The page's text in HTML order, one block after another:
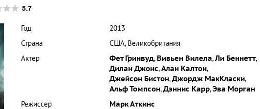
5.7
Год
2013
Страна
США, Великобритания
Актер
Фет Гринвуд, Вивьен Вилела,Ли Беннетт,
Дилан Джонс,Алан Калтон,
Джейсон Бистон,Джордж МакКласки,
Альф Томпсон,Дэннис Карр,Эва Морган
Режиссер
Марк Аткинс